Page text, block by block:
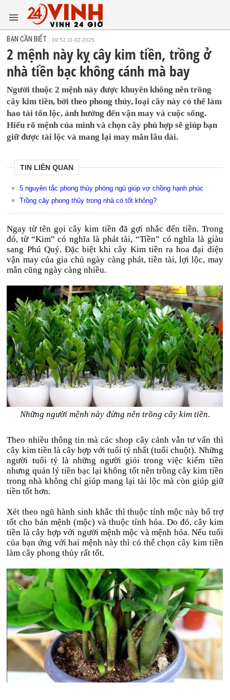
BẠN CẦN BIẾT 09:52 11-02-2025
2 mệnh này kỵ cây kim tiền, trồng ở
nhà tiền bạc không cánh mà bay
Người thuộc 2 mệnh này được khuyên không nên trồng
cây kim tiền, bởi theo phong thủy, loại cây này có thể làm
hao tài tốn lộc, ảnh hưởng đến vận may và cuộc sống.
Hiểu rõ mệnh của mình và chọn cây phù hợp sẽ giúp bạn
giữ được tài lộc và mang lại may mắn lâu dài.
TIN LIÊN QUAN
5 nguyên tắc phong thủy phòng ngủ giúp vợ chồng hạnh phúc
Trồng cây phong thủy trong nhà có tốt không?
Ngay từ tên gọi cây kim tiền đã gợi nhắc đến tiền. Trong
đó, từ “Kim” có nghĩa là phát tài, “Tiền” có nghĩa là giàu
sang Phú Quý. Đặc biệt khi cây Kim tiền ra hoa đại diện
vận may của gia chủ ngày càng phát, tiền tài, lợi lộc, may
mắn cũng ngày càng nhiều.
Những người mệnh này đừng nên trồng cây kim tiền.
Theo nhiều thông tin mà các shop cây cảnh vẫn tư vấn thì
cây kim tiền là cây hợp với tuổi tý nhất (tuổi chuột). Những
người tuổi tý là những người giỏi trong việc kiếm tiền
nhưng quản lý tiền bạc lại không tốt nên trồng cây kim tiền
trong nhà không chỉ giúp mang lại tài lộc mà còn giúp giữ
tiền tốt hơn.
Xét theo ngũ hành sinh khắc thì thuộc tính mộc này bổ trợ
tốt cho bản mệnh (mộc) và thuộc tính hỏa. Do đó, cây kim
tiền là cây hợp với người mệnh mộc và mệnh hỏa. Nếu tuổi
của bạn ứng với hai mệnh này thì có thể chọn cây kim tiền
làm cây phong thủy rất tốt.